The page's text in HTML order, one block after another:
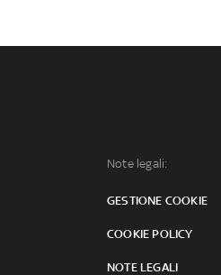
Note legali:
GESTIONE COOKIE
COOKIE POLICY
NOTE LEGALI